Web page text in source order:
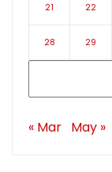
21 22
28 29
« Mar May »